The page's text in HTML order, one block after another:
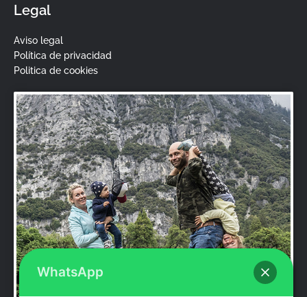
e
b
o
o
k
e
r
e
Legal
Aviso legal
Política de privacidad
Politica de cookies
WhatsApp